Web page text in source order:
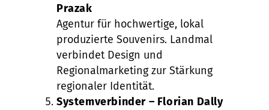
Prazak
Agentur für hochwertige, lokal
produzierte Souvenirs. Landmal
verbindet Design und
Regionalmarketing zur Stärkung
regionaler Identität.
Systemverbinder – Florian Dally